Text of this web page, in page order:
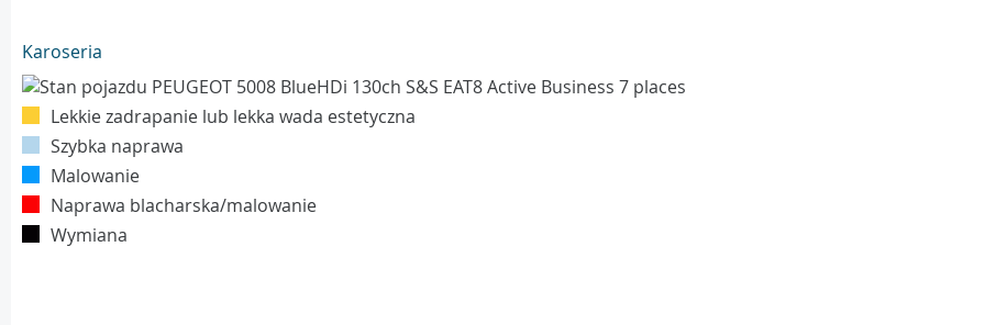
Karoseria
Lekkie zadrapanie lub lekka wada estetyczna
Szybka naprawa
Malowanie
Naprawa blacharska/malowanie
Wymiana